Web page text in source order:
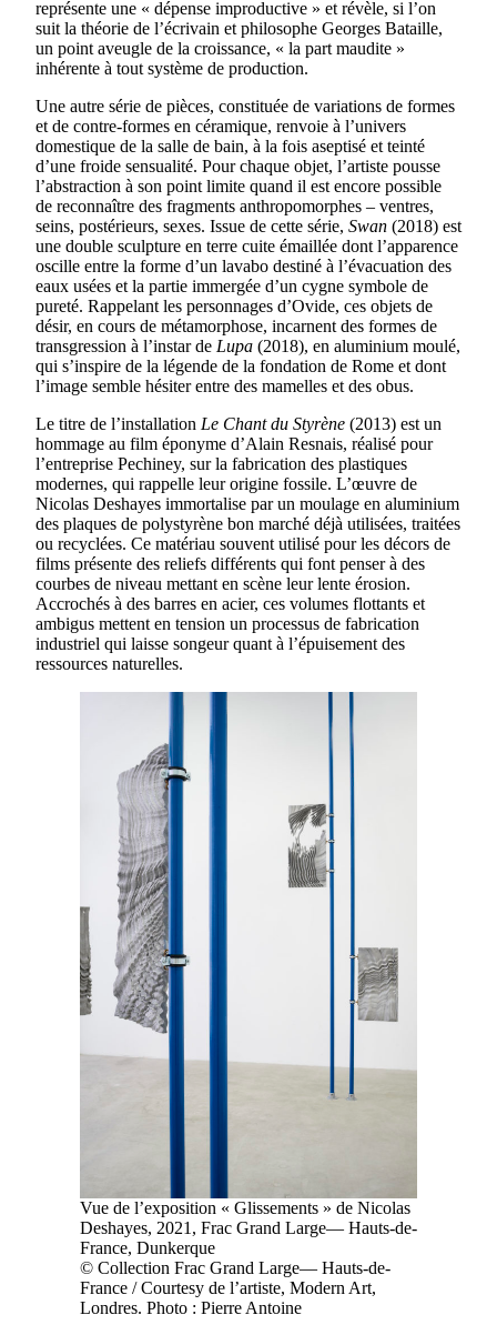
représente une « dépense improductive » et révèle, si l’on
suit la théorie de l’écrivain et philosophe Georges Bataille,
un point aveugle de la croissance, « la part maudite »
inhérente à tout système de production.
Une autre série de pièces, constituée de variations de formes
et de contre-formes en céramique, renvoie à l’univers
domestique de la salle de bain, à la fois aseptisé et teinté
d’une froide sensualité. Pour chaque objet, l’artiste pousse
l’abstraction à son point limite quand il est encore possible
de reconnaître des fragments anthropomorphes – ventres,
seins, postérieurs, sexes. Issue de cette série, Swan (2018) est
une double sculpture en terre cuite émaillée dont l’apparence
oscille entre la forme d’un lavabo destiné à l’évacuation des
eaux usées et la partie immergée d’un cygne symbole de
pureté. Rappelant les personnages d’Ovide, ces objets de
désir, en cours de métamorphose, incarnent des formes de
transgression à l’instar de Lupa (2018), en aluminium moulé,
qui s’inspire de la légende de la fondation de Rome et dont
l’image semble hésiter entre des mamelles et des obus.
Le titre de l’installation Le Chant du Styrène (2013) est un
hommage au film éponyme d’Alain Resnais, réalisé pour
l’entreprise Pechiney, sur la fabrication des plastiques
modernes, qui rappelle leur origine fossile. L’œuvre de
Nicolas Deshayes immortalise par un moulage en aluminium
des plaques de polystyrène bon marché déjà utilisées, traitées
ou recyclées. Ce matériau souvent utilisé pour les décors de
films présente des reliefs différents qui font penser à des
courbes de niveau mettant en scène leur lente érosion.
Accrochés à des barres en acier, ces volumes flottants et
ambigus mettent en tension un processus de fabrication
industriel qui laisse songeur quant à l’épuisement des
ressources naturelles.
Vue de l’exposition « Glissements » de Nicolas
Deshayes, 2021, Frac Grand Large— Hauts-de-
France, Dunkerque
© Collection Frac Grand Large— Hauts-de-
France / Courtesy de l’artiste, Modern Art,
Londres. Photo : Pierre Antoine